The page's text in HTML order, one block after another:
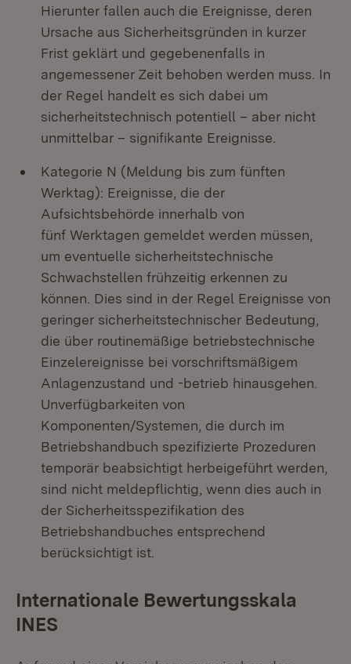
Hierunter fallen auch die Ereignisse, deren
Ursache aus Sicherheitsgründen in kurzer
Frist geklärt und gegebenenfalls in
angemessener Zeit behoben werden muss. In
der Regel handelt es sich dabei um
sicherheitstechnisch potentiell – aber nicht
unmittelbar – signifikante Ereignisse.
Kategorie N (Meldung bis zum fünften
Werktag): Ereignisse, die der
Aufsichtsbehörde innerhalb von
fünf Werktagen gemeldet werden müssen,
um eventuelle sicherheitstechnische
Schwachstellen frühzeitig erkennen zu
können. Dies sind in der Regel Ereignisse von
geringer sicherheitstechnischer Bedeutung,
die über routinemäßige betriebstechnische
Einzelereignisse bei vorschriftsmäßigem
Anlagenzustand und -betrieb hinausgehen.
Unverfügbarkeiten von
Komponenten/Systemen, die durch im
Betriebshandbuch spezifizierte Prozeduren
temporär beabsichtigt herbeigeführt werden,
sind nicht meldepflichtig, wenn dies auch in
der Sicherheitsspezifikation des
Betriebshandbuches entsprechend
berücksichtigt ist.
Internationale Bewertungsskala
INES